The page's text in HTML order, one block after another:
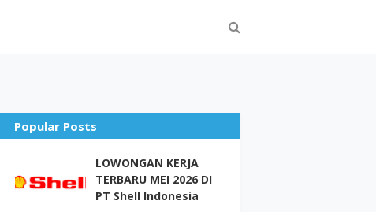
Popular Posts
LOWONGAN KERJA
TERBARU MEI 2026 DI
PT Shell Indonesia